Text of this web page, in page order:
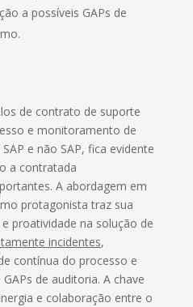
a possíveis GAPs de
de contrato de suporte
e monitoramento de
e não SAP, fica evidente
a contratada
A abordagem em
protagonista traz sua
proatividade na solução de
incidentes,
contínua do processo e
de auditoria. A chave
e colaboração entre o